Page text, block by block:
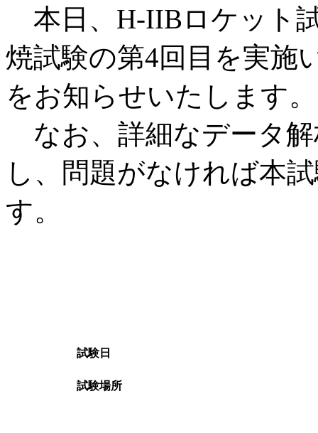
本日、H-IIBロケット
焼試験の第4回目を実施
をお知らせいたします。
なお、詳細なデータ
し、問題がなければ本
す。
試験日
試験場所